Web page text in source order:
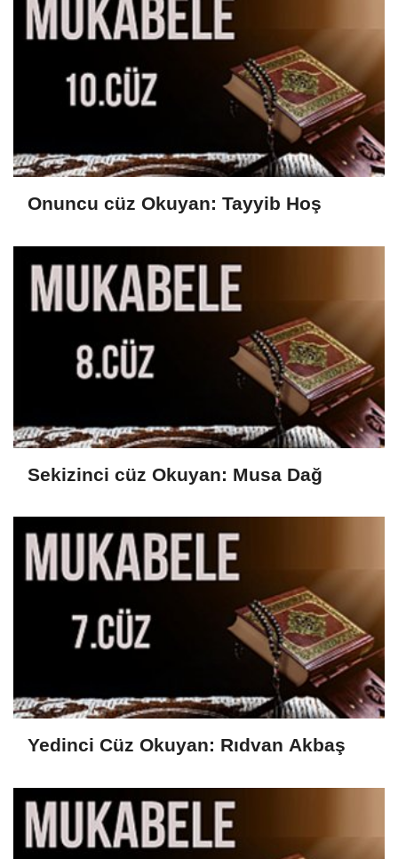
Onuncu cüz Okuyan: Tayyib Hoş
Sekizinci cüz Okuyan: Musa Dağ
Yedinci Cüz Okuyan: Rıdvan Akbaş